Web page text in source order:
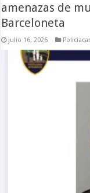
amenazas de
Barceloneta
julio 16, 2026